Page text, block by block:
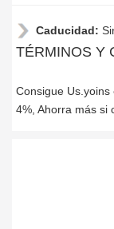
Caducidad:
TÉRMINOS Y
Consigue
4%, Ahorra más si